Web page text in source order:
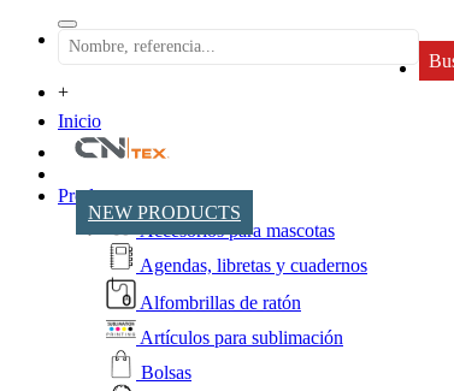
+
Inicio
NEW PRODUCTS
Productos
Accesorios para mascotas
Agendas, libretas y cuadernos
Alfombrillas de ratón
Artículos para sublimación
Bolsas